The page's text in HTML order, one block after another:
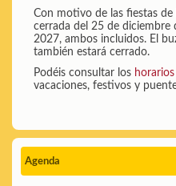
Con motivo de las fiestas
cerrada del 25 de diciembre
2027, ambos incluidos. El
también estará cerrado.
Podéis consultar los
vacaciones, festivos y
Agenda